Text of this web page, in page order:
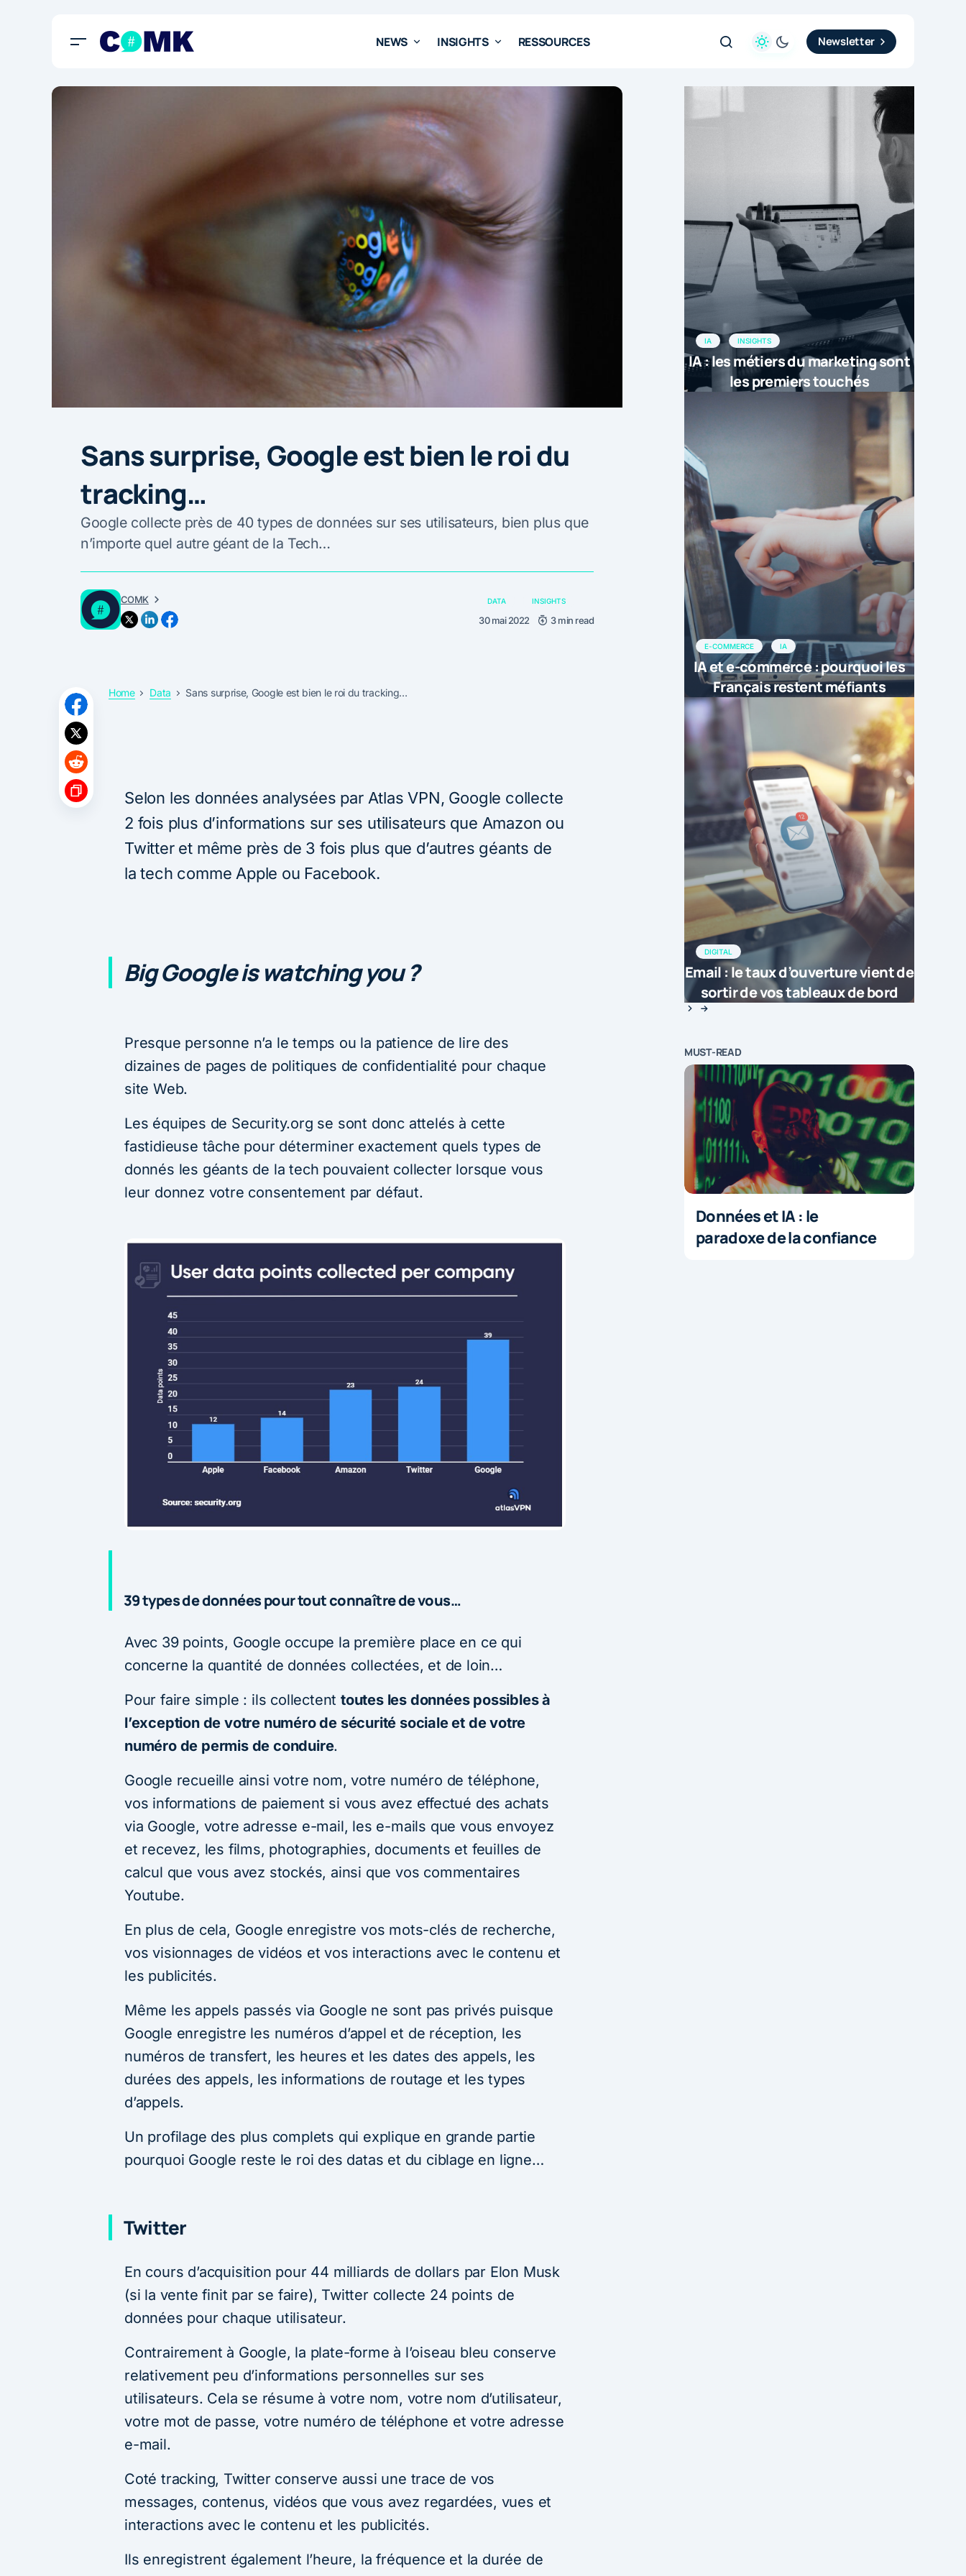
NEWS INSIGHTS RESSOURCES Newsletter
Sans surprise, Google est bien le roi du
tracking…
Google collecte près de 40 types de données sur ses utilisateurs, bien plus que
n’importe quel autre géant de la Tech…
COMK DATA INSIGHTS
30 mai 2022 3 min read
Home Data Sans surprise, Google est bien le roi du tracking…
Selon les données analysées par Atlas VPN, Google collecte
2 fois plus d’informations sur ses utilisateurs que Amazon ou
Twitter et même près de 3 fois plus que d’autres géants de
la tech comme Apple ou Facebook.
Big Google is watching you ?
Presque personne n’a le temps ou la patience de lire des
dizaines de pages de politiques de confidentialité pour chaque
site Web.
Les équipes de Security.org se sont donc attelés à cette
fastidieuse tâche pour déterminer exactement quels types de
donnés les géants de la tech pouvaient collecter lorsque vous
leur donnez votre consentement par défaut.
39 types de données pour tout connaître de vous…
Avec 39 points, Google occupe la première place en ce qui
concerne la quantité de données collectées, et de loin…
Pour faire simple : ils collectent toutes les données possibles à
l’exception de votre numéro de sécurité sociale et de votre
numéro de permis de conduire.
Google recueille ainsi votre nom, votre numéro de téléphone,
vos informations de paiement si vous avez effectué des achats
via Google, votre adresse e-mail, les e-mails que vous envoyez
et recevez, les films, photographies, documents et feuilles de
calcul que vous avez stockés, ainsi que vos commentaires
Youtube.
En plus de cela, Google enregistre vos mots-clés de recherche,
vos visionnages de vidéos et vos interactions avec le contenu et
les publicités.
Même les appels passés via Google ne sont pas privés puisque
Google enregistre les numéros d’appel et de réception, les
numéros de transfert, les heures et les dates des appels, les
durées des appels, les informations de routage et les types
d’appels.
Un profilage des plus complets qui explique en grande partie
pourquoi Google reste le roi des datas et du ciblage en ligne…
Twitter
En cours d’acquisition pour 44 milliards de dollars par Elon Musk
(si la vente finit par se faire), Twitter collecte 24 points de
données pour chaque utilisateur.
Contrairement à Google, la plate-forme à l’oiseau bleu conserve
relativement peu d’informations personnelles sur ses
utilisateurs. Cela se résume à votre nom, votre nom d’utilisateur,
votre mot de passe, votre numéro de téléphone et votre adresse
e-mail.
Coté tracking, Twitter conserve aussi une trace de vos
messages, contenus, vidéos que vous avez regardées, vues et
interactions avec le contenu et les publicités.
Ils enregistrent également l’heure, la fréquence et la durée de
IA INSIGHTS
IA : les métiers du marketing sont
les premiers touchés
E-COMMERCE IA
IA et e-commerce : pourquoi les
Français restent méfiants
DIGITAL
Email : le taux d’ouverture vient de
sortir de vos tableaux de bord
MUST-READ
Données et IA : le
paradoxe de la confiance